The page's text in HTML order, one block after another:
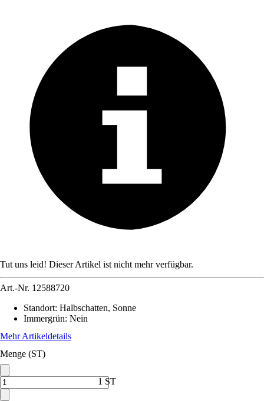
Tut uns leid! Dieser Artikel ist nicht mehr verfügbar.
Art.-Nr. 12588720
Standort: Halbschatten, Sonne
Immergrün: Nein
Mehr Artikeldetails
Menge (ST)
1 ST